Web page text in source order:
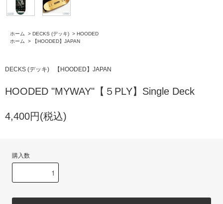
ホーム > DECKS (デッキ) > HOODED
ホーム
> 【HOODED】JAPAN
DECKS (デッキ) 【HOODED】JAPAN
HOODED "MYWAY"【５PLY】Single Deck
4,400円(税込)
購入数